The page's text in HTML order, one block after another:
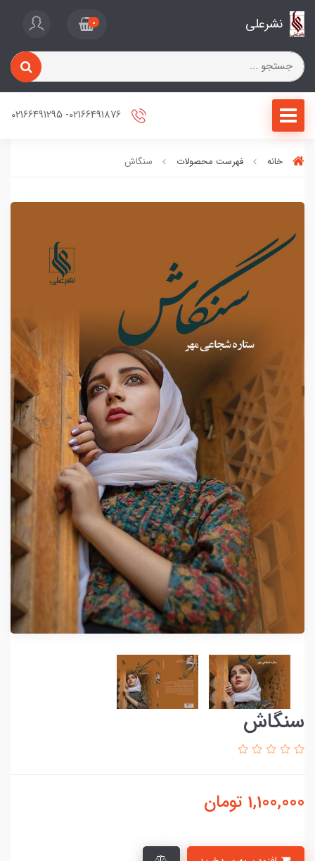
نشرعلی 0
خانه فهرست محصولات سنگاش
سنگاش
1,100,000 تومان